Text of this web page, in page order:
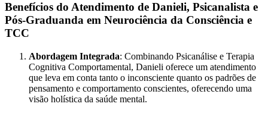
Benefícios do Atendimento de Danieli, Psicanalista e
Pós-Graduanda em Neurociência da Consciência e
TCC
Abordagem Integrada: Combinando Psicanálise e Terapia
Cognitiva Comportamental, Danieli oferece um atendimento
que leva em conta tanto o inconsciente quanto os padrões de
pensamento e comportamento conscientes, oferecendo uma
visão holística da saúde mental.